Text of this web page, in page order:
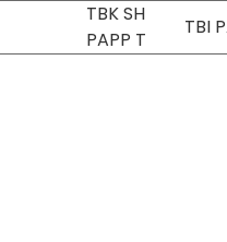
TBK SH
PAPP T
TBI